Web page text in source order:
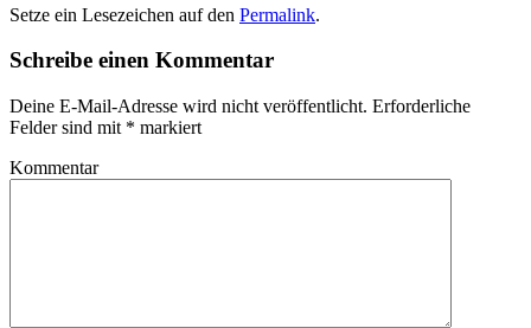
Setze ein Lesezeichen auf den Permalink.
Schreibe einen Kommentar
Deine E-Mail-Adresse wird nicht veröffentlicht. Erforderliche
Felder sind mit * markiert
Kommentar